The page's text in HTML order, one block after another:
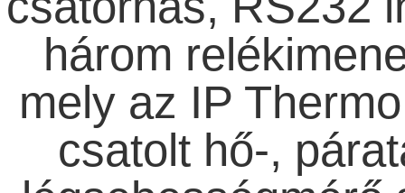
három
mely az IP
csatolt hő-,